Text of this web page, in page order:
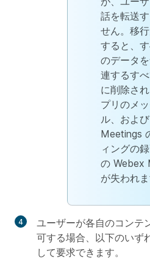
話を転送
せん。移
すると、
のデータ
連するす
に削除さ
プリのメ
ル、およ
Meetings
ィングの
の Webex
が失われま
ユーザーが各自のコンテ
可する場合、以下のいず
して要求できます。